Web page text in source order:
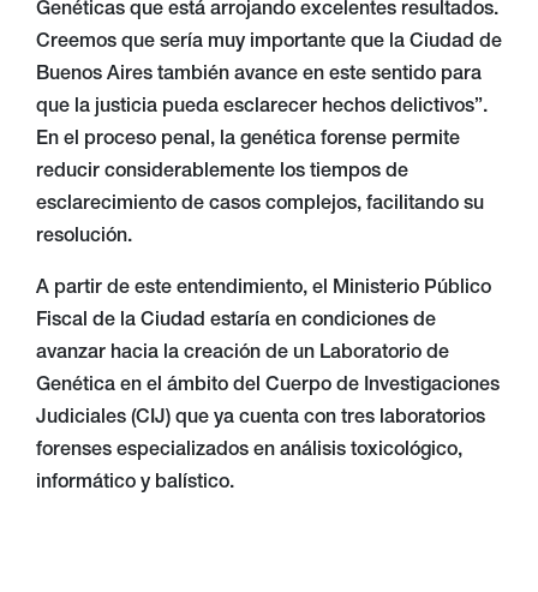
Genéticas que está arrojando excelentes resultados.
Creemos que sería muy importante que la Ciudad de
Buenos Aires también avance en este sentido para
que la justicia pueda esclarecer hechos delictivos”.
En el proceso penal, la genética forense permite
reducir considerablemente los tiempos de
esclarecimiento de casos complejos, facilitando su
resolución.
A partir de este entendimiento, el Ministerio Público
Fiscal de la Ciudad estaría en condiciones de
avanzar hacia la creación de un Laboratorio de
Genética en el ámbito del Cuerpo de Investigaciones
Judiciales (CIJ) que ya cuenta con tres laboratorios
forenses especializados en análisis toxicológico,
informático y balístico.